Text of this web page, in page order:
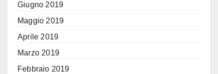
Giugno 2019
Maggio 2019
Aprile 2019
Marzo 2019
Febbraio 2019